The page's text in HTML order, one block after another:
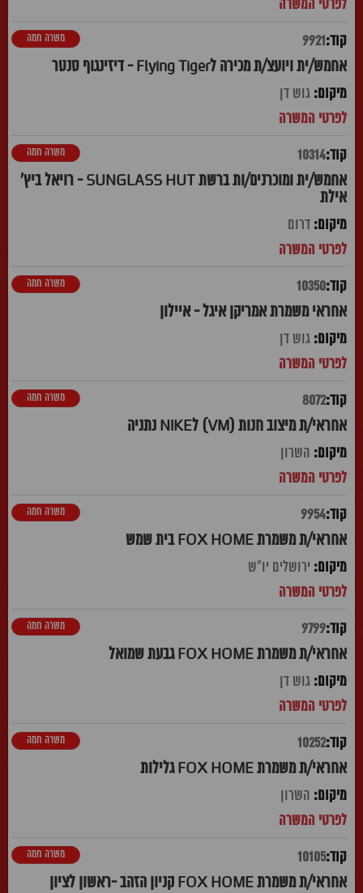
9921
אחמש/ית ויועצ/ת מכירה לFlying Tiger - דיזינגוף סנטר
משרה חמה
גוש דן
10314
אחמש/ית ומוכרנים/ות ברשת SUNGLASS HUT - רויאל ביץ'
אילת
משרה חמה
דרום
10350
אחראי משמרת אמריקן איגל - איילון
משרה חמה
גוש דן
8072
אחראי/ת מיצוב חנות (VM) לNIKE נתניה
משרה חמה
השרון
9954
אחראי/ת משמרת FOX HOME בית שמש
משרה חמה
ירושלים יו"ש
9799
אחראי/ת משמרת FOX HOME גבעת שמואל
משרה חמה
גוש דן
10252
אחראי/ת משמרת FOX HOME גלילות
משרה חמה
השרון
10105
אחראי/ת משמרת FOX HOME קניון הזהב -ראשון לציון
משרה חמה